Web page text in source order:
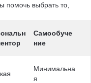
помочь выбрать то,
Самообуче
ние
Минимальна
я